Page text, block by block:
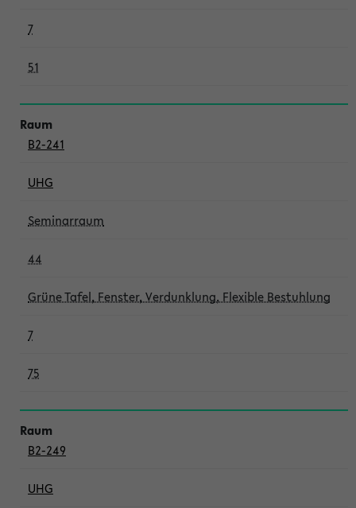
7
51
B2-241
UHG
Seminarraum
44
Grüne Tafel, Fenster, Verdunklung, Flexible Bestuhlung
7
75
B2-249
UHG